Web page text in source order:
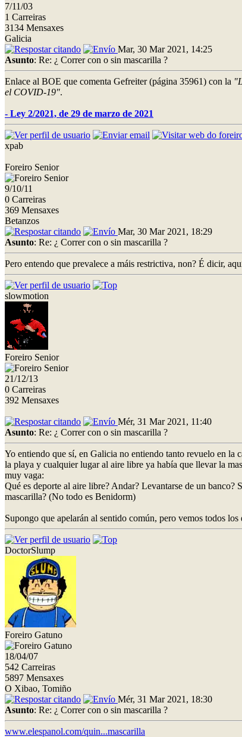
7/11/03
1 Carreiras
3134 Mensaxes
Galicia
Mar, 30 Mar 2021, 14:25
Asunto: Re: ¿ Correr con o sin mascarilla ?
Enlace al BOE que comenta Gefreiter (página 35961) con la
el COVID-19".
- Ley 2/2021, de 29 de marzo de 2021
xpab
Foreiro Senior
9/10/11
0 Carreiras
369 Mensaxes
Betanzos
Mar, 30 Mar 2021, 18:29
Asunto: Re: ¿ Correr con o sin mascarilla ?
Pero entendo que prevalece a máis restrictiva, non? É dicir,
slowmotion
Foreiro Senior
21/12/13
0 Carreiras
392 Mensaxes
Mér, 31 Mar 2021, 11:40
Asunto: Re: ¿ Correr con o sin mascarilla ?
Yo entiendo que sí, en Galicia no entiendo tanto revuelo en la
la playa y cualquier lugar al aire libre ya había que llevar la
muy vaga:
Qué es deporte al aire libre? Andar? Levantarse de un banco?
mascarilla? (No todo es Benidorm)
Supongo que apelarán al sentido común, pero vemos todos
DoctorSlump
Foreiro Gatuno
18/04/07
542 Carreiras
5897 Mensaxes
O Xibao, Tomiño
Mér, 31 Mar 2021, 18:30
Asunto: Re: ¿ Correr con o sin mascarilla ?
www.elespanol.com/quin...mascarilla